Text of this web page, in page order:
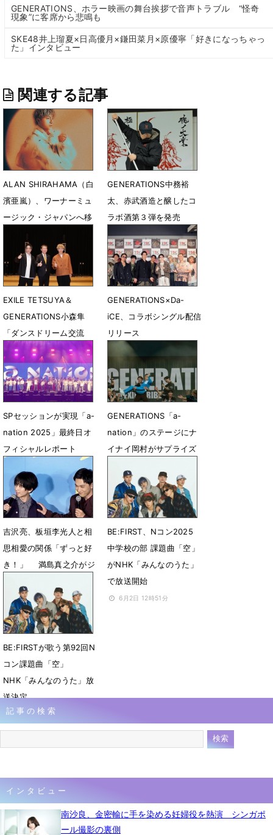
GENERATIONS、ホラー映画の舞台挨拶で音声トラブル “怪奇
現象”に客席から悲鳴も
SKE48井上瑠夏×日高優月×鎌田菜月×原優寧「好きになっちゃっ
た」インタビュー
関連する記事
ALAN SHIRAHAMA（白
濱亜嵐）、ワーナーミュ
ージック・ジャパンへ移
6月26日 22時35分
GENERATIONS中務裕
太、赤武酒造と醸したコ
ラボ酒第３弾を発売
3月14日 20時14分
EXILE TETSUYA＆
GENERATIONS小森隼
「ダンスドリーム交流
会」松阪市で開催 中学
生にダンスを通じてメッ
セージを届ける
2月24日 07時00分
GENERATIONS×Da-
iCE、コラボシングル配信
リリース
9月8日 00時03分
SPセッションが実現「a-
nation 2025」最終日オ
フィシャルレポート
GENERATIONS「a-
nation」のステージにナ
イナイ岡村がサプライズ
TRAIN」ロールダンス披
露
8月31日 23時30分
吉沢亮、板垣李光人と相
思相愛の関係「ずっと好
き！」 満島真之介がジ
6月30日 07時48分
BE:FIRST、Nコン2025
中学校の部 課題曲「空」
がNHK「みんなのうた」
で放送開始
6月2日 12時51分
BE:FIRSTが歌う第92回N
コン課題曲「空」
NHK「みんなのうた」放
送決定
4月19日 00時07分
記事の検索
インタビュー
南沙良、金密輸に手を染める妊婦役を熱演 シンガポ
ール撮影の裏側